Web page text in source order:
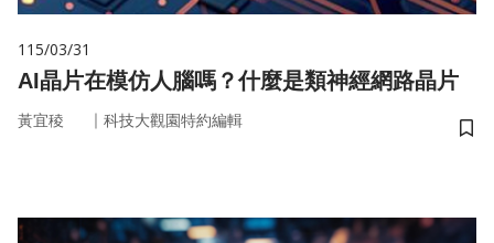
115/03/31
AI晶片在模仿人腦嗎？什麼是類神經網路晶片
黃宜稜 ｜ 科技大觀園特約編輯
儲